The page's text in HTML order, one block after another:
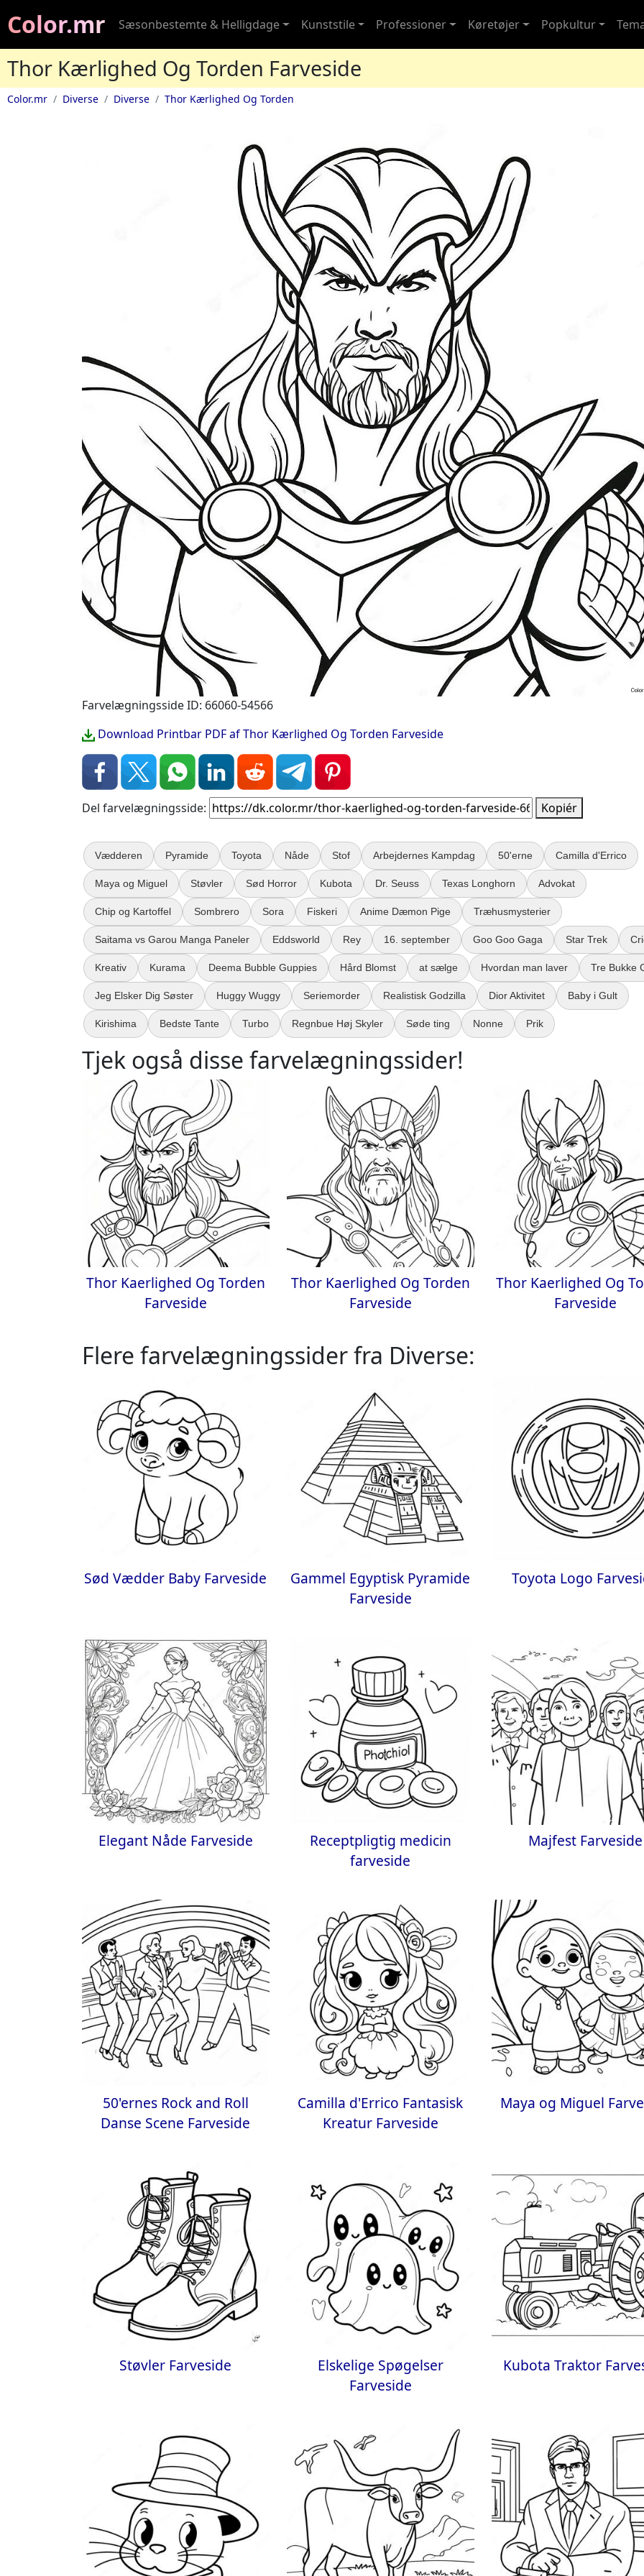
Color.mr Sæsonbestemte & Helligdage Kunststile Professioner Køretøjer Popkultur
Thor Kærlighed Og Torden Farveside
Color.mr Diverse Diverse Thor Kærlighed Og Torden
Farvelægningsside ID: 66060-54566
Download Printbar PDF af Thor Kærlighed Og Torden Farveside
Del farvelægningsside: Kopiér
Vædderen Pyramide Toyota Nåde Stof Arbejdernes Kampdag 50'erne Camilla d'Errico
Maya og Miguel Støvler Sød Horror Kubota Dr. Seuss Texas Longhorn Advokat
Chip og Kartoffel Sombrero Sora Fiskeri Anime Dæmon Pige Træhusmysterier
Saitama vs Garou Manga Paneler Eddsworld Rey 16. september Goo Goo Gaga Star Trek
Kreativ Kurama Deema Bubble Guppies Hård Blomst at sælge Hvordan man laver Tre Bukke
Jeg Elsker Dig Søster Huggy Wuggy Seriemorder Realistisk Godzilla Dior Aktivitet Baby i Gult
Kirishima Bedste Tante Turbo Regnbue Høj Skyler Søde ting Nonne Prik
Tjek også disse farvelægningssider!
Thor Kaerlighed Og Torden
Farveside
Thor Kaerlighed Og Torden
Farveside
Thor Kaerlighed Og
Farveside
Flere farvelægningssider fra Diverse:
Sød Vædder Baby Farveside
Gammel Egyptisk Pyramide
Farveside
Toyota Logo
Elegant Nåde Farveside
Receptpligtig medicin
farveside
Majfest Farveside
50'ernes Rock and Roll
Danse Scene Farveside
Camilla d'Errico Fantasisk
Kreatur Farveside
Maya og Miguel
Støvler Farveside
Elskelige Spøgelser
Farveside
Kubota Traktor